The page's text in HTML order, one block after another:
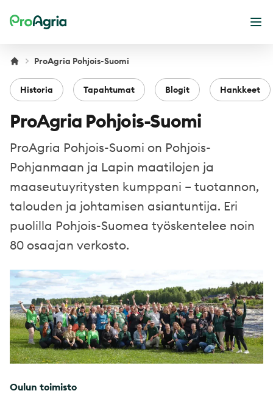
ProAgria
ProAgria Pohjois-Suomi
Historia Tapahtumat Blogit Hankkeet
ProAgria Pohjois-Suomi
ProAgria Pohjois-Suomi on Pohjois-
Pohjanmaan ja Lapin maatilojen ja
maaseutuyritysten kumppani – tuotannon,
talouden ja johtamisen asiantuntija. Eri
puolilla Pohjois-Suomea työskentelee noin
80 osaajan verkosto.
Oulun toimisto